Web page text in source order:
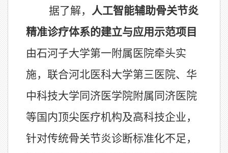
据了解， 人工智能辅助骨关节炎
精准诊疗体系的建立与应用示范项目
由石河子大学第一附属医院牵头实
施，联合河北医科大学第三医院、华
中科技大学同济医学院附属同济医院
等国内顶尖医疗机构及高科技企业，
针对传统骨关节炎诊断标准化不足，